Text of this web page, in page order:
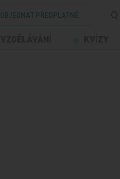
OBJEDNAT PŘEDPLATNÉ